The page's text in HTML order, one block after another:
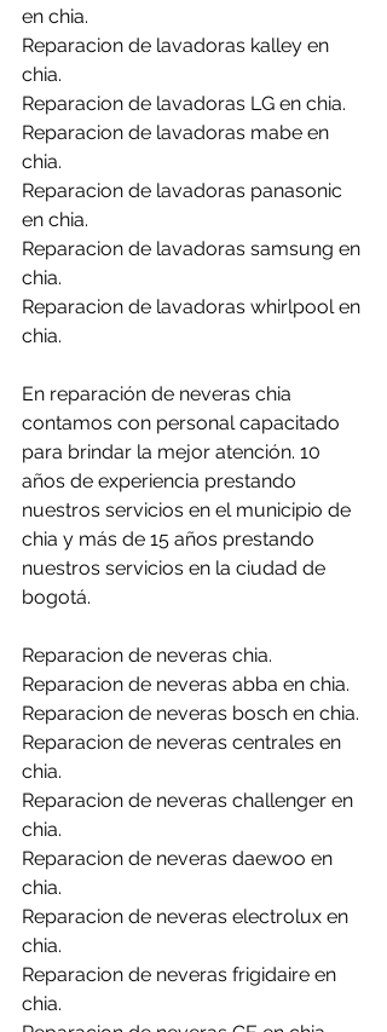
en chia.
Reparacion de lavadoras kalley en
chia.
Reparacion de lavadoras LG en chia.
Reparacion de lavadoras mabe en
chia.
Reparacion de lavadoras panasonic
en chia.
Reparacion de lavadoras samsung en
chia.
Reparacion de lavadoras whirlpool en
chia.
En reparación de neveras chia
contamos con personal capacitado
para brindar la mejor atención. 10
años de experiencia prestando
nuestros servicios en el municipio de
chia y más de 15 años prestando
nuestros servicios en la ciudad de
bogotá.
Reparacion de neveras chia.
Reparacion de neveras abba en chia.
Reparacion de neveras bosch en chia.
Reparacion de neveras centrales en
chia.
Reparacion de neveras challenger en
chia.
Reparacion de neveras daewoo en
chia.
Reparacion de neveras electrolux en
chia.
Reparacion de neveras frigidaire en
chia.